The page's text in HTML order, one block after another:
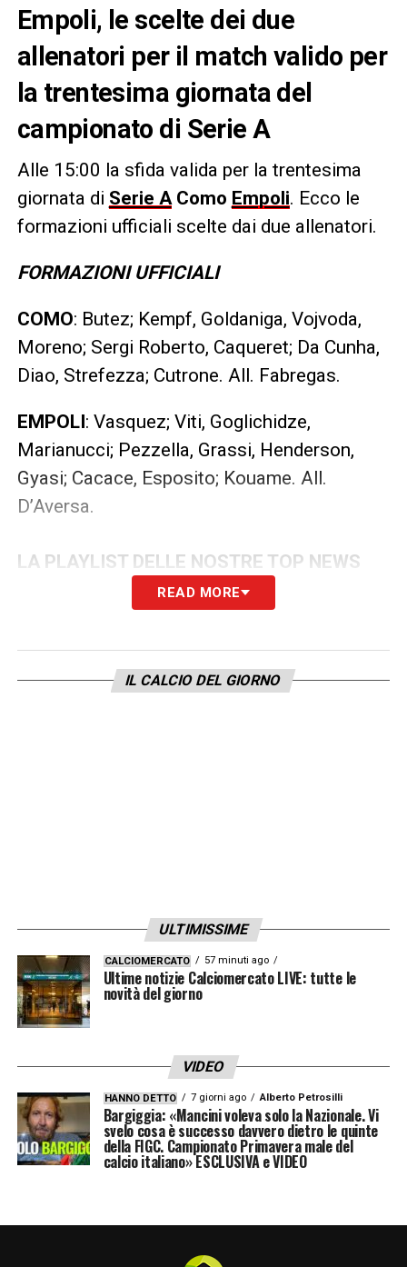
Empoli, le scelte dei due
allenatori per il match valido per
la trentesima giornata del
campionato di Serie A
Alle 15:00 la sfida valida per la trentesima
giornata di Serie A Como Empoli. Ecco le
formazioni ufficiali scelte dai due allenatori.
FORMAZIONI UFFICIALI
COMO: Butez; Kempf, Goldaniga, Vojvoda,
Moreno; Sergi Roberto, Caqueret; Da Cunha,
Diao, Strefezza; Cutrone. All. Fabregas.
EMPOLI: Vasquez; Viti, Goglichidze,
Marianucci; Pezzella, Grassi, Henderson,
Gyasi; Cacace, Esposito; Kouame. All.
D’Aversa.
LA PLAYLIST DELLE NOSTRE TOP NEWS
READ MORE
IL CALCIO DEL GIORNO
ULTIMISSIME
CALCIOMERCATO 57 minuti ago
Ultime notizie Calciomercato LIVE: tutte le
novità del giorno
VIDEO
HANNO DETTO 7 giorni ago Alberto Petrosilli
Bargiggia: «Mancini voleva solo la Nazionale. Vi
svelo cosa è successo davvero dietro le quinte
della FIGC. Campionato Primavera male del
calcio italiano» ESCLUSIVA e VIDEO